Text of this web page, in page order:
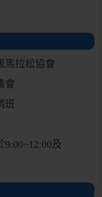
馬拉松協會
會
班
9:00~12:00及